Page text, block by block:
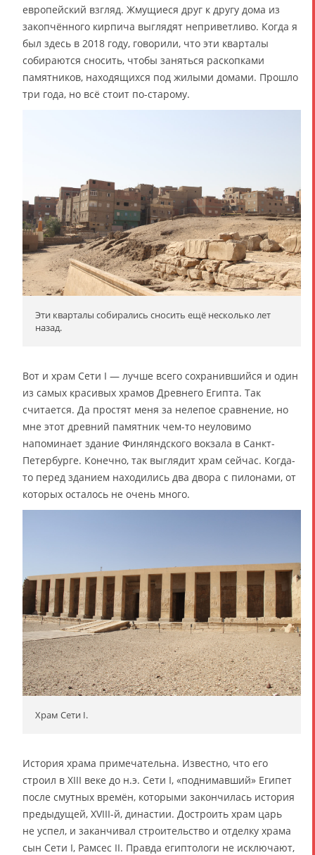
европейский взгляд. Жмущиеся друг к другу дома из
закопчённого кирпича выглядят неприветливо. Когда я
был здесь в 2018 году, говорили, что эти кварталы
собираются сносить, чтобы заняться раскопками
памятников, находящихся под жилыми домами. Прошло
три года, но всё стоит по-старому.
Эти кварталы собирались сносить ещё несколько лет
назад.
Вот и храм Сети I — лучше всего сохранившийся и один
из самых красивых храмов Древнего Египта. Так
считается. Да простят меня за нелепое сравнение, но
мне этот древний памятник чем-то неуловимо
напоминает здание Финляндского вокзала в Санкт-
Петербурге. Конечно, так выглядит храм сейчас. Когда-
то перед зданием находились два двора с пилонами, от
которых осталось не очень много.
Храм Сети I.
История храма примечательна. Известно, что его
строил в XIII веке до н.э. Сети I, «поднимавший» Египет
после смутных времён, которыми закончилась история
предыдущей, XVIII-й, династии. Достроить храм царь
не успел, и заканчивал строительство и отделку храма
сын Сети I, Рамсес II. Правда египтологи не исключают,